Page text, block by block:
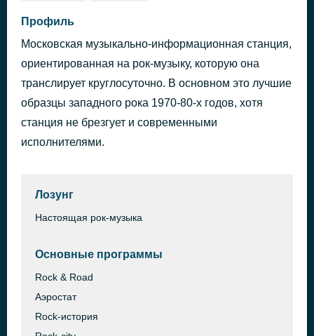
Creep
Help!
The Beatles
In The End
Linkin Park
40 минут назад
Профиль
Московская музыкально-информационная станция,
ориентированная на рок-музыку, которую она
транслирует круглосуточно. В основном это лучшие
образцы западного рока 1970-80-х годов, хотя
станция не брезгует и современными
исполнителями.
Лозунг
Настоящая рок-музыка
Основные программы
Rock & Road
Аэростат
Rock-история